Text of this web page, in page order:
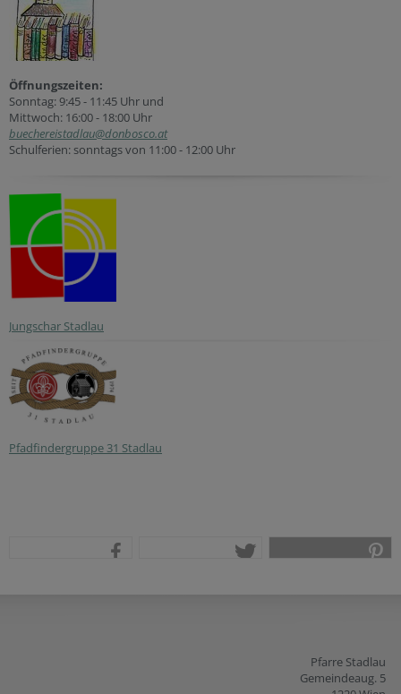
Öffnungszeiten:
Sonntag: 9:45 - 11:45 Uhr und
Mittwoch: 16:00 - 18:00 Uhr
buechereistadlau@donbosco.at
Schulferien: sonntags von 11:00 - 12:00 Uhr
Jungschar Stadlau
Pfadfindergruppe 31 Stadlau
Pfarre Stadlau
Gemeindeaug. 5